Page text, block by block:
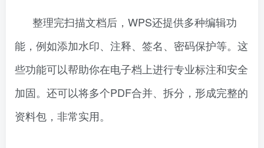
整理完扫描文档后，WPS还提供多种编辑功
能，例如添加水印、注释、签名、密码保护等。这
些功能可以帮助你在电子档上进行专业标注和安全
加固。还可以将多个PDF合并、拆分，形成完整的
资料包，非常实用。